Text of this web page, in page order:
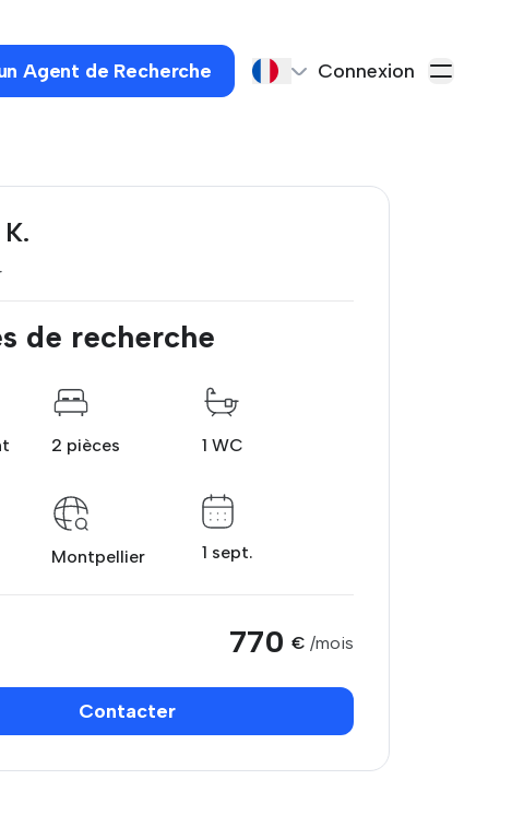
Agent de Recherche Connexion
de recherche
2 pièces 1 WC
Montpellier 1 sept.
770 € /mois
Contacter